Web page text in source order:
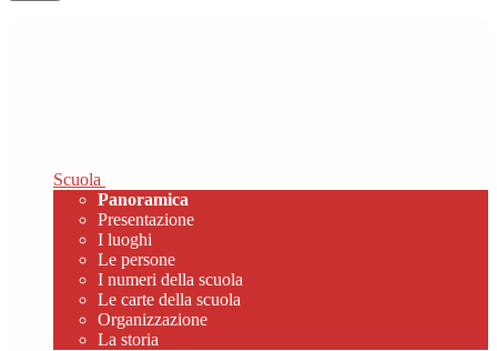
Scuola
Panoramica
Presentazione
I luoghi
Le persone
I numeri della scuola
Le carte della scuola
Organizzazione
La storia